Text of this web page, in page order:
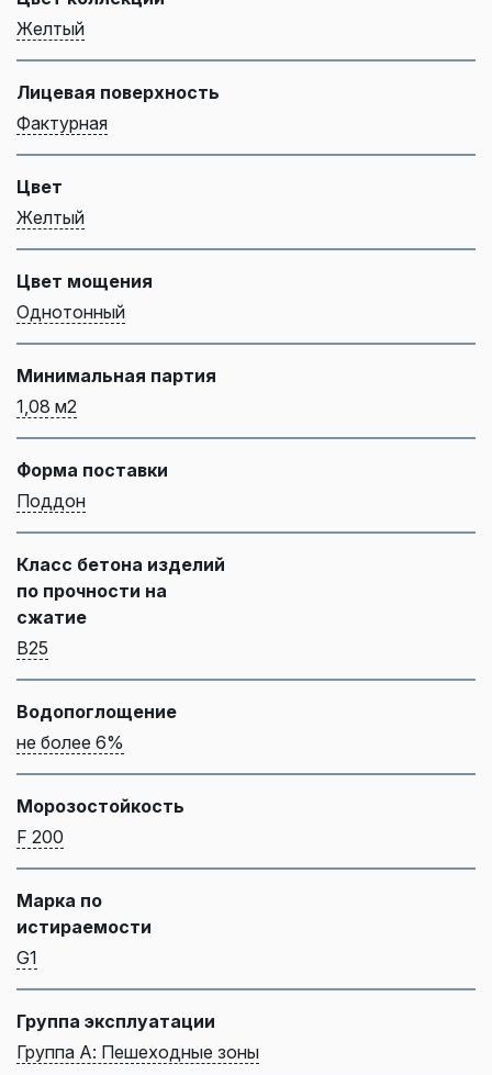
Желтый
Лицевая поверхность
Фактурная
Цвет
Желтый
Цвет мощения
Однотонный
Минимальная партия
1,08 м2
Форма поставки
Поддон
Класс бетона изделий
по прочности на
сжатие
B25
Водопоглощение
не более 6%
Морозостойкость
F 200
Марка по
истираемости
G1
Группа эксплуатации
Группа А: Пешеходные зоны